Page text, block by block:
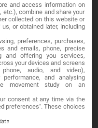
and access information on
etc.), combine and share your
collected on this website or
or obtained later, including
preferences, purchases,
and emails, phone, precise
and offering you services,
your devices and screens
audio, and video),
and analysing
movement study on an
consent at any time via the
preferences". These choices